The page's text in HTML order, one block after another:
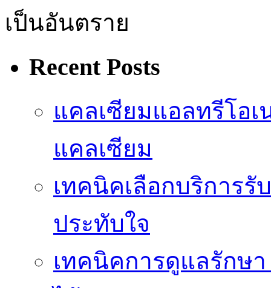
เป็นอันตราย
Recent Posts
แคลเซียมแอลทรีโอ
แคลเซียม
เทคนิคเลือกบริการรั
ประทับใจ
เทคนิคการดูแลรักษา